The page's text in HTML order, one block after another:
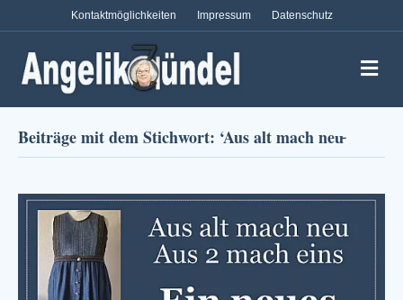
Kontaktmöglichkeiten Impressum Datenschutz
Beiträge mit dem Stichwort: ‘Aus alt mach neu̵